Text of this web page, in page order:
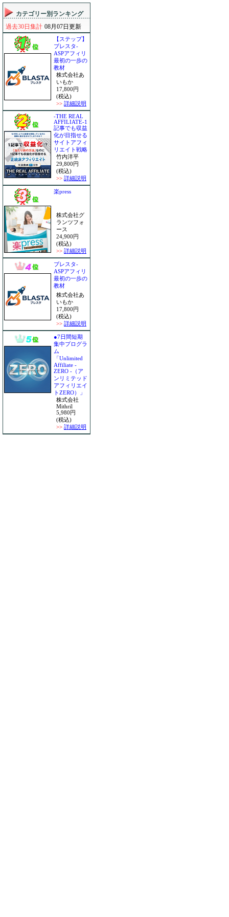
カテゴリー別ランキング
過去30日集計 08月07日更新
【ステップ】
ブレスタ-
ASPアフィリ
最初の一歩の
教材
株式会社あ
いもか
17,800円
(税込)
>> 詳細説明
-THE REAL
AFFILIATE-1
記事でも収益
化が目指せる
サイトアフィ
リエイト戦略
竹内洋平
29,800円
(税込)
>> 詳細説明
楽press
株式会社グ
ランツフォ
ース
24,900円
(税込)
>> 詳細説明
ブレスタ-
ASPアフィリ
最初の一歩の
教材
株式会社あ
いもか
17,800円
(税込)
>> 詳細説明
●7日間短期
集中プログラ
ム
「Unlimited
Affiliate -
ZERO -（ア
ンリミテッド
アフィリエイ
トZERO）」
株式会社
Mithril
5,980円
(税込)
>> 詳細説明